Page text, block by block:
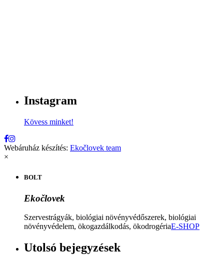
Instagram
Kövess minket!
Webáruház készítés: Ekočlovek team
×
BOLT
Ekočlovek
Szervestrágyák, biológiai növényvédőszerek, biológiai
növényvédelem, ökogazdálkodás, ökodrogériaE-SHOP
Utolsó bejegyzések